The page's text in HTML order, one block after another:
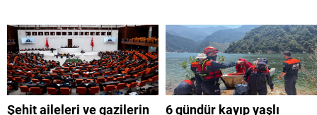
Şehit aileleri ve gazilerin 6 gündür kayıp yaşlı